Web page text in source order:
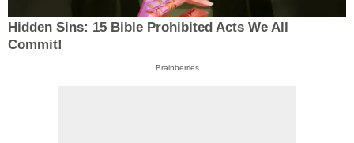
Hidden Sins: 15 Bible Prohibited Acts We All
Commit!
Brainberries